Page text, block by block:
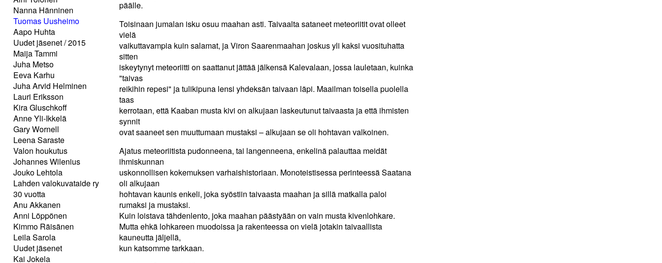
Nanna Hänninen
Tuomas Uusheimo
Aapo Huhta
Uudet jäsenet / 2015
Maija Tammi
Juha Metso
Eeva Karhu
Juha Arvid Helminen
Lauri Eriksson
Kira Gluschkoff
Anne Yli-Ikkelä
Gary Wornell
Leena Saraste
Valon houkutus
Johannes Wilenius
Jouko Lehtola
Lahden valokuvataide ry
30 vuotta
Anu Akkanen
Anni Löppönen
Kimmo Räisänen
Leila Sarola
Uudet jäsenet
Kai Jokela
päälle.
Toisinaan jumalan isku osuu maahan asti. Taivaalta sataneet meteoriitit ovat olleet
vielä
vaikuttavampia kuin salamat, ja Viron Saarenmaahan joskus yli kaksi vuosituhatta
sitten
iskeytynyt meteoriitti on saattanut jättää jälkensä Kalevalaan, jossa lauletaan, kuinka
"taivas
reikihin repesi" ja tulikipuna lensi yhdeksän taivaan läpi. Maailman toisella puolella
taas
kerrotaan, että Kaaban musta kivi on alkujaan laskeutunut taivaasta ja että ihmisten
synnit
ovat saaneet sen muuttumaan mustaksi – alkujaan se oli hohtavan valkoinen.
Ajatus meteoriitista pudonneena, tai langenneena, enkelinä palauttaa meidät
ihmiskunnan
uskonnollisen kokemuksen varhaishistoriaan. Monoteistisessa perinteessä Saatana
oli alkujaan
hohtavan kaunis enkeli, joka syöstiin taivaasta maahan ja sillä matkalla paloi
rumaksi ja mustaksi.
Kuin loistava tähdenlento, joka maahan päästyään on vain musta kivenlohkare.
Mutta ehkä lohkareen muodoissa ja rakenteessa on vielä jotakin taivaallista
kauneutta jäljellä,
kun katsomme tarkkaan.